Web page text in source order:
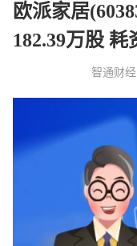
欧派家居
182.39万股
智通财经